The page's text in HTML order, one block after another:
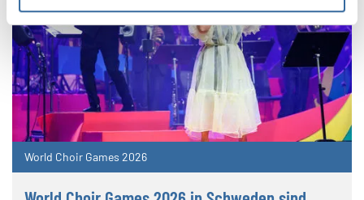
World Choir Games 2026